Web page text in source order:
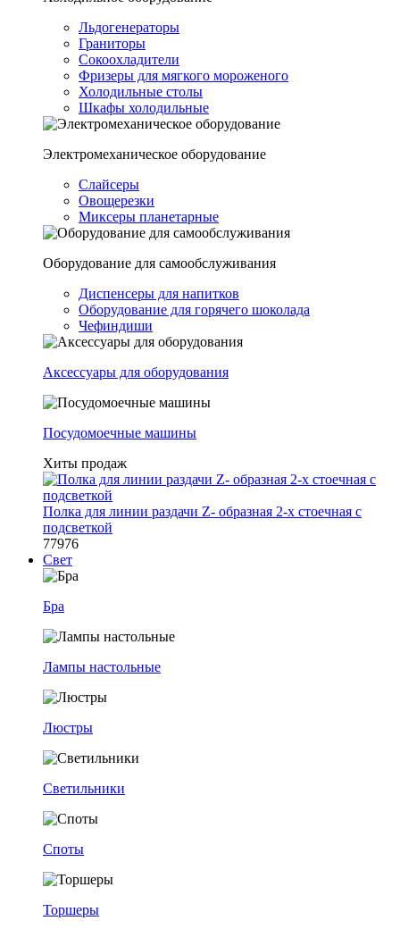
Льдогенераторы
Граниторы
Сокоохладители
Фризеры для мягкого мороженого
Холодильные столы
Шкафы холодильные
Электромеханическое оборудование
Слайсеры
Овощерезки
Миксеры планетарные
Оборудование для самообслуживания
Диспенсеры для напитков
Оборудование для горячего шоколада
Чефиндиши
Аксессуары для оборудования
Посудомоечные машины
Хиты продаж
Полка для линии раздачи Z- образная 2-х стоечная с
подсветкой
77976
Свет
Бра
Лампы настольные
Люстры
Светильники
Споты
Торшеры